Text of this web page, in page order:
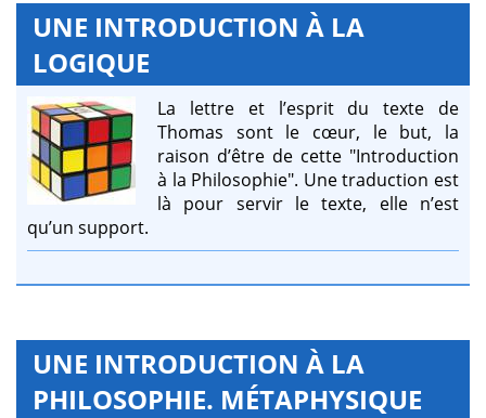
UNE INTRODUCTION À LA
LOGIQUE
La lettre et l’esprit du texte de
Thomas sont le cœur, le but, la
raison d’être de cette "Introduction
à la Philosophie". Une traduction est
là pour servir le texte, elle n’est
qu’un support.
UNE INTRODUCTION À LA
PHILOSOPHIE. MÉTAPHYSIQUE